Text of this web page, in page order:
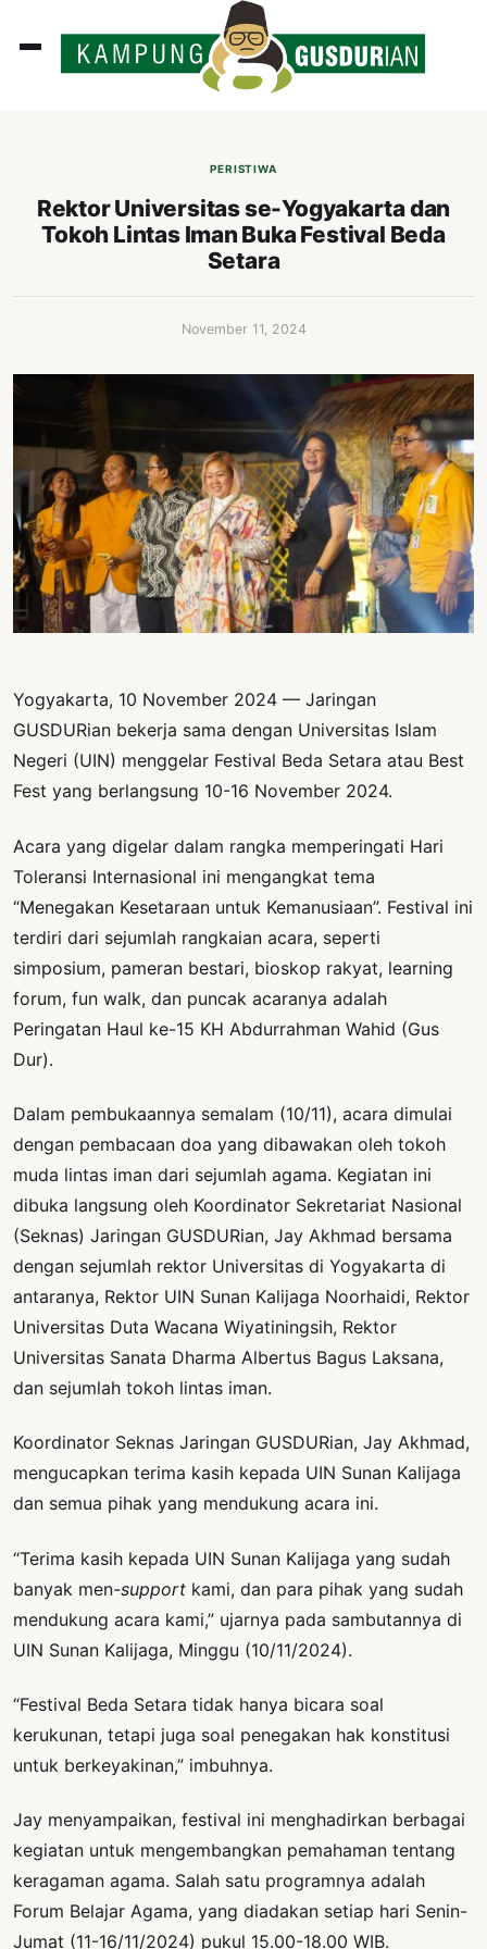
PERISTIWA
Rektor Universitas se-Yogyakarta dan
Tokoh Lintas Iman Buka Festival Beda
Setara
November 11, 2024
Yogyakarta, 10 November 2024 — Jaringan
GUSDURian bekerja sama dengan Universitas Islam
Negeri (UIN) menggelar Festival Beda Setara atau Best
Fest yang berlangsung 10-16 November 2024.
Acara yang digelar dalam rangka memperingati Hari
Toleransi Internasional ini mengangkat tema
“Menegakan Kesetaraan untuk Kemanusiaan”. Festival ini
terdiri dari sejumlah rangkaian acara, seperti
simposium, pameran bestari, bioskop rakyat, learning
forum, fun walk, dan puncak acaranya adalah
Peringatan Haul ke-15 KH Abdurrahman Wahid (Gus
Dur).
Dalam pembukaannya semalam (10/11), acara dimulai
dengan pembacaan doa yang dibawakan oleh tokoh
muda lintas iman dari sejumlah agama. Kegiatan ini
dibuka langsung oleh Koordinator Sekretariat Nasional
(Seknas) Jaringan GUSDURian, Jay Akhmad bersama
dengan sejumlah rektor Universitas di Yogyakarta di
antaranya, Rektor UIN Sunan Kalijaga Noorhaidi, Rektor
Universitas Duta Wacana Wiyatiningsih, Rektor
Universitas Sanata Dharma Albertus Bagus Laksana,
dan sejumlah tokoh lintas iman.
Koordinator Seknas Jaringan GUSDURian, Jay Akhmad,
mengucapkan terima kasih kepada UIN Sunan Kalijaga
dan semua pihak yang mendukung acara ini.
“Terima kasih kepada UIN Sunan Kalijaga yang sudah
banyak men-support kami, dan para pihak yang sudah
mendukung acara kami,” ujarnya pada sambutannya di
UIN Sunan Kalijaga, Minggu (10/11/2024).
“Festival Beda Setara tidak hanya bicara soal
kerukunan, tetapi juga soal penegakan hak konstitusi
untuk berkeyakinan,” imbuhnya.
Jay menyampaikan, festival ini menghadirkan berbagai
kegiatan untuk mengembangkan pemahaman tentang
keragaman agama. Salah satu programnya adalah
Forum Belajar Agama, yang diadakan setiap hari Senin-
Jumat (11-16/11/2024) pukul 15.00-18.00 WIB.